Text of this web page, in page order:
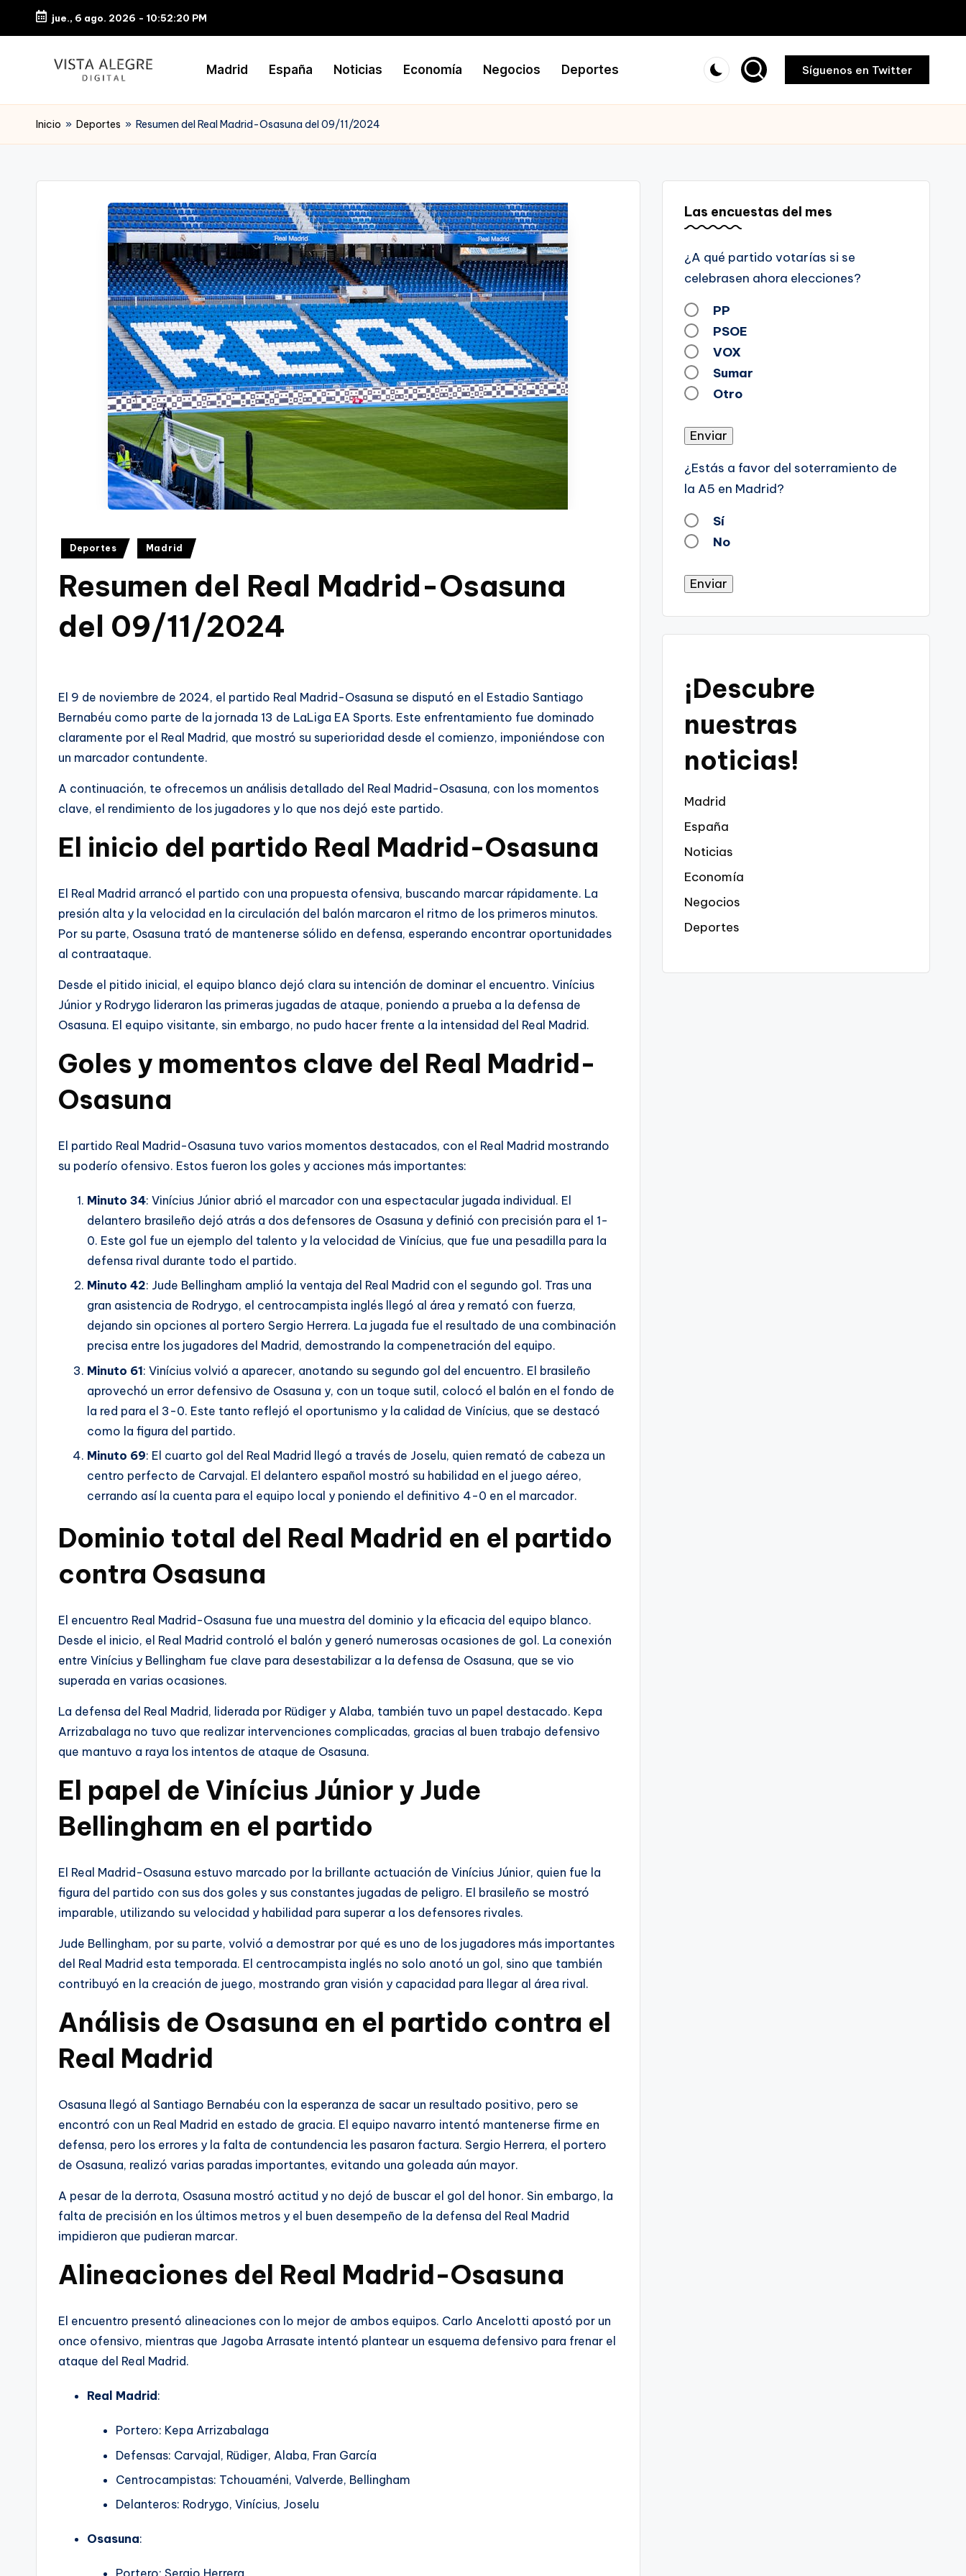
Saltar
jue., 6 ago. 2026 - 10:52:21 PM
Madrid España Noticias Economía Negocios Deportes Síguenos en Twitter
Inicio » Deportes » Resumen del Real Madrid-Osasuna del 09/11/2024
Publicado
Deportes Madrid
Resumen del Real Madrid-Osasuna
del 09/11/2024
El 9 de noviembre de 2024, el partido Real Madrid-Osasuna se disputó en el Estadio Santiago
Bernabéu como parte de la jornada 13 de LaLiga EA Sports. Este enfrentamiento fue dominado
claramente por el Real Madrid, que mostró su superioridad desde el comienzo, imponiéndose con
un marcador contundente.
A continuación, te ofrecemos un análisis detallado del Real Madrid-Osasuna, con los momentos
clave, el rendimiento de los jugadores y lo que nos dejó este partido.
El inicio del partido Real Madrid-Osasuna
El Real Madrid arrancó el partido con una propuesta ofensiva, buscando marcar rápidamente. La
presión alta y la velocidad en la circulación del balón marcaron el ritmo de los primeros minutos.
Por su parte, Osasuna trató de mantenerse sólido en defensa, esperando encontrar oportunidades
al contraataque.
Desde el pitido inicial, el equipo blanco dejó clara su intención de dominar el encuentro. Vinícius
Júnior y Rodrygo lideraron las primeras jugadas de ataque, poniendo a prueba a la defensa de
Osasuna. El equipo visitante, sin embargo, no pudo hacer frente a la intensidad del Real Madrid.
Goles y momentos clave del Real Madrid-
Osasuna
El partido Real Madrid-Osasuna tuvo varios momentos destacados, con el Real Madrid mostrando
su poderío ofensivo. Estos fueron los goles y acciones más importantes:
Minuto 34: Vinícius Júnior abrió el marcador con una espectacular jugada individual. El
delantero brasileño dejó atrás a dos defensores de Osasuna y definió con precisión para el 1-
0. Este gol fue un ejemplo del talento y la velocidad de Vinícius, que fue una pesadilla para la
defensa rival durante todo el partido.
Minuto 42: Jude Bellingham amplió la ventaja del Real Madrid con el segundo gol. Tras una
gran asistencia de Rodrygo, el centrocampista inglés llegó al área y remató con fuerza,
dejando sin opciones al portero Sergio Herrera. La jugada fue el resultado de una combinación
precisa entre los jugadores del Madrid, demostrando la compenetración del equipo.
Minuto 61: Vinícius volvió a aparecer, anotando su segundo gol del encuentro. El brasileño
aprovechó un error defensivo de Osasuna y, con un toque sutil, colocó el balón en el fondo de
la red para el 3-0. Este tanto reflejó el oportunismo y la calidad de Vinícius, que se destacó
como la figura del partido.
Minuto 69: El cuarto gol del Real Madrid llegó a través de Joselu, quien remató de cabeza un
centro perfecto de Carvajal. El delantero español mostró su habilidad en el juego aéreo,
cerrando así la cuenta para el equipo local y poniendo el definitivo 4-0 en el marcador.
Dominio total del Real Madrid en el partido
contra Osasuna
El encuentro Real Madrid-Osasuna fue una muestra del dominio y la eficacia del equipo blanco.
Desde el inicio, el Real Madrid controló el balón y generó numerosas ocasiones de gol. La conexión
entre Vinícius y Bellingham fue clave para desestabilizar a la defensa de Osasuna, que se vio
superada en varias ocasiones.
La defensa del Real Madrid, liderada por Rüdiger y Alaba, también tuvo un papel destacado. Kepa
Arrizabalaga no tuvo que realizar intervenciones complicadas, gracias al buen trabajo defensivo
que mantuvo a raya los intentos de ataque de Osasuna.
El papel de Vinícius Júnior y Jude
Bellingham en el partido
El Real Madrid-Osasuna estuvo marcado por la brillante actuación de Vinícius Júnior, quien fue la
figura del partido con sus dos goles y sus constantes jugadas de peligro. El brasileño se mostró
imparable, utilizando su velocidad y habilidad para superar a los defensores rivales.
Jude Bellingham, por su parte, volvió a demostrar por qué es uno de los jugadores más importantes
del Real Madrid esta temporada. El centrocampista inglés no solo anotó un gol, sino que también
contribuyó en la creación de juego, mostrando gran visión y capacidad para llegar al área rival.
Análisis de Osasuna en el partido contra el
Real Madrid
Osasuna llegó al Santiago Bernabéu con la esperanza de sacar un resultado positivo, pero se
encontró con un Real Madrid en estado de gracia. El equipo navarro intentó mantenerse firme en
defensa, pero los errores y la falta de contundencia les pasaron factura. Sergio Herrera, el portero
de Osasuna, realizó varias paradas importantes, evitando una goleada aún mayor.
A pesar de la derrota, Osasuna mostró actitud y no dejó de buscar el gol del honor. Sin embargo, la
falta de precisión en los últimos metros y el buen desempeño de la defensa del Real Madrid
impidieron que pudieran marcar.
Alineaciones del Real Madrid-Osasuna
El encuentro presentó alineaciones con lo mejor de ambos equipos. Carlo Ancelotti apostó por un
once ofensivo, mientras que Jagoba Arrasate intentó plantear un esquema defensivo para frenar el
ataque del Real Madrid.
Real Madrid :
Portero: Kepa Arrizabalaga
Defensas: Carvajal, Rüdiger, Alaba, Fran García
Centrocampistas: Tchouaméni, Valverde, Bellingham
Delanteros: Rodrygo, Vinícius, Joselu
Osasuna:
Las encuestas del mes
¿A qué partido votarías si se
celebrasen ahora elecciones?
PP
PSOE
VOX
Sumar
Otro
Enviar
¿Estás a favor del soterramiento de
la A5 en Madrid?
Sí
No
Enviar
¡Descubre
nuestras
noticias!
Madrid
España
Noticias
Economía
Negocios
Deportes